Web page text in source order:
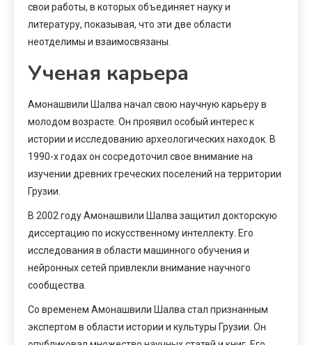
свои работы, в которых объединяет науку и
литературу, показывая, что эти две области
неотделимы и взаимосвязаны.
Ученая карьера
Амонашвили Шалва начал свою научную карьеру в
молодом возрасте. Он проявил особый интерес к
истории и исследованию археологических находок. В
1990-х годах он сосредоточил свое внимание на
изучении древних греческих поселений на территории
Грузии.
В 2002 году Амонашвили Шалва защитил докторскую
диссертацию по искусственному интеллекту. Его
исследования в области машинного обучения и
нейронных сетей привлекли внимание научного
сообщества.
Со временем Амонашвили Шалва стал признанным
экспертом в области истории и культуры Грузии. Он